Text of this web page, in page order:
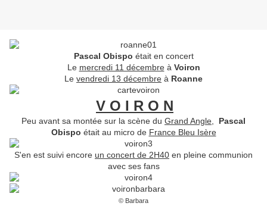
Pascal Obispo était en concert
Le mercredi 11 décembreà Voiron
Le vendredi 13 décembre à Roanne
V O I R O N
Peu avant sa montée sur la scène du Grand Angle
Pascal
Obispo était au micro de France Bleu Isère
S'en est suivi encore un concert de 2H40 en pleine communion
avec ses fans
© Barbara